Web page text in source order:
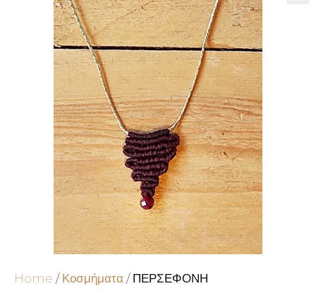
Home / Κοσμήματα / ΠΕΡΣΕΦΟΝΗ